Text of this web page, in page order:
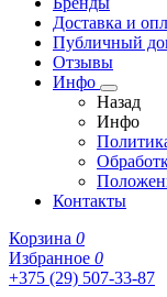
Доставка и
Публичный
Отзывы
Инфо
Назад
Инфо
Контакты
Корзина 0
Избранное 0
+375 (29) 507-33-87